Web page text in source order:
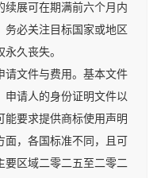
续展可在期满前六个月内
必关注目标国家或地区
久丧失。
文件与费用。基本文件
请人的身份证明文件以
能要求提供商标使用声明
，各国标准不同，且可
要区域二零二五至二零二